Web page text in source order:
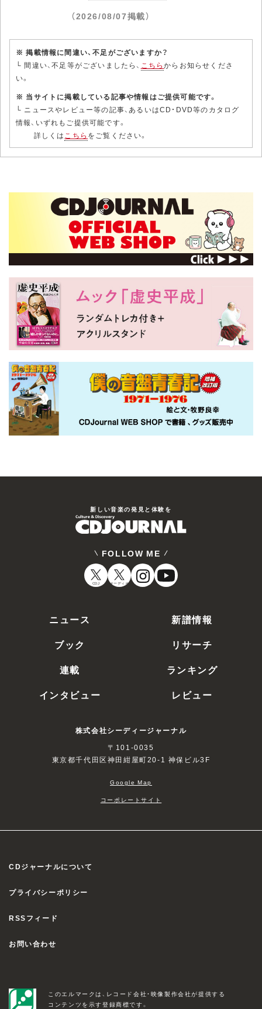
（2026/08/07掲載）
※ 掲載情報に間違い、不足がございますか？
└ 間違い、不足等がございましたら、 こちらからお知らせくださ
い。
※ 当サイトに掲載している記事や情報はご提供可能です。
└ ニュースやレビュー等の記事、あるいはCD・DVD等のカタログ
情報、いずれもご提供可能です。
詳しくはこちら をご覧ください。
新しい⾳楽の発⾒と体験を
FOLLOW ME
CDJ オーディオ
ニュース
新譜情報
ブック
リサーチ
連載
ランキング
インタビュー
レビュー
株式会社シーディージャーナル
〒101-0035
東京都千代田区神田紺屋町20-1 神保ビル3F
Google Map
コーポレートサイト
CDジャーナルについて
プライバシーポリシー
RSSフィード
お問い合わせ
このエルマークは、レコード会社・映像製作会社が提供する
コンテンツを示す登録商標です。